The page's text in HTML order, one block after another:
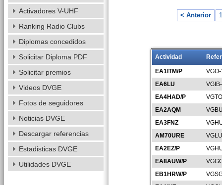
< Anterior 1
Actividad
EA1ITM/P
EA6LU
EA4HAD/P
EA2AQM
EA3FNZ
AM70URE
EA2EZ/P
EA8AUW/P
EB1HRW/P
Activadores V-UHF
Ranking Radio Clubs
Diplomas concedidos
Solicitar Diploma PDF
Solicitar premios
Videos DVGE
Fotos de seguidores
Noticias DVGE
Descargar referencias
Estadisticas DVGE
Utilidades DVGE